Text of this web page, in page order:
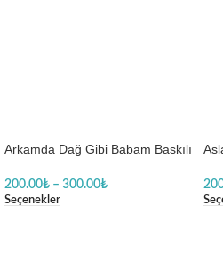
Arkamda Dağ Gibi Babam Baskılı
200.00₺ – 300.00₺
Seçenekler